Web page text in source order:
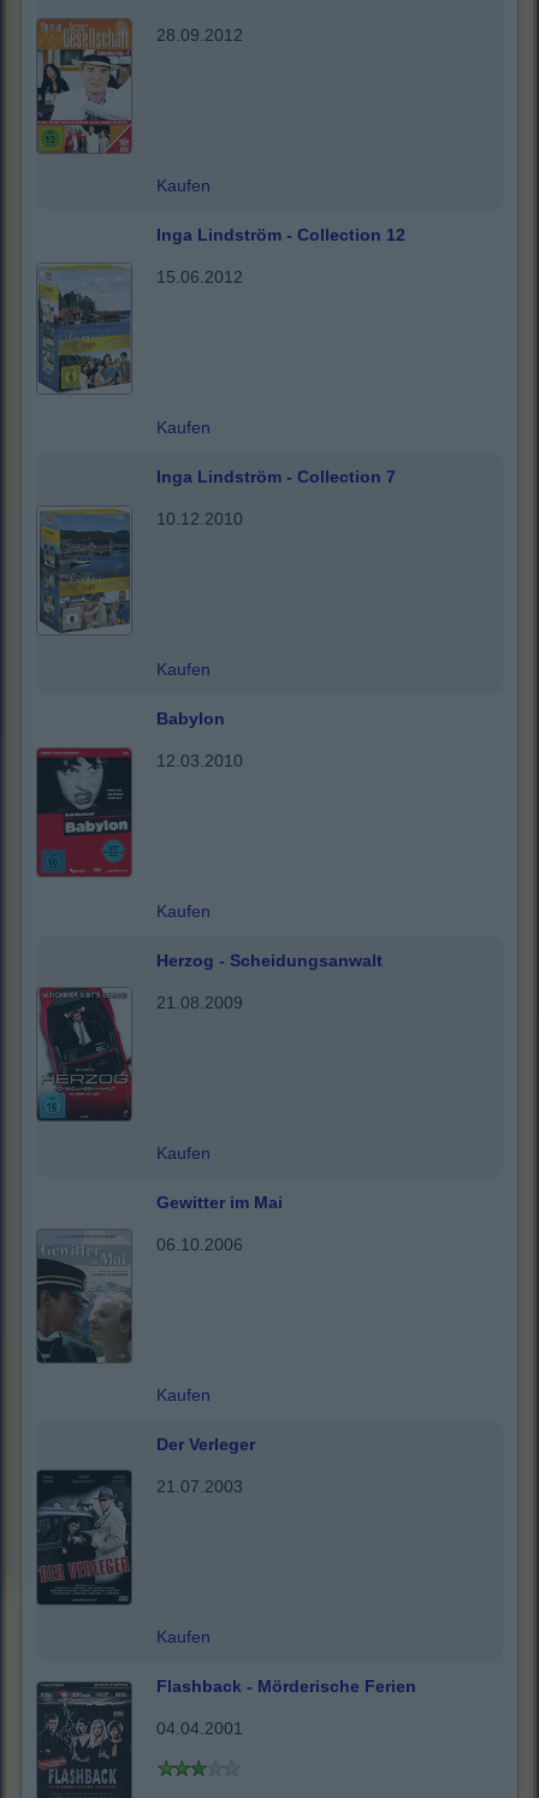
28.09.2012
Kaufen
Inga Lindström - Collection 12
15.06.2012
Kaufen
Inga Lindström - Collection 7
10.12.2010
Kaufen
Babylon
12.03.2010
Kaufen
Herzog - Scheidungsanwalt
21.08.2009
Kaufen
Gewitter im Mai
06.10.2006
Kaufen
Der Verleger
21.07.2003
Kaufen
Flashback - Mörderische Ferien
04.04.2001